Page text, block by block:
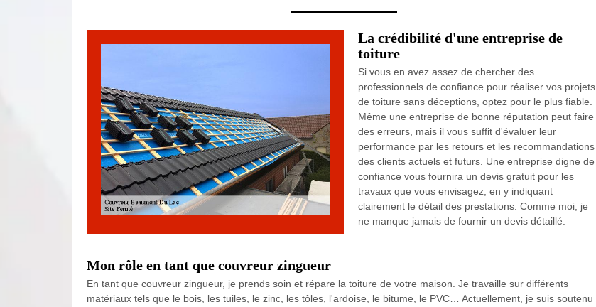
La crédibilité d'une entreprise de
toiture
Si vous en avez assez de chercher des
professionnels de confiance pour réaliser vos projets
de toiture sans déceptions, optez pour le plus fiable.
Même une entreprise de bonne réputation peut faire
des erreurs, mais il vous suffit d'évaluer leur
performance par les retours et les recommandations
des clients actuels et futurs. Une entreprise digne de
confiance vous fournira un devis gratuit pour les
travaux que vous envisagez, en y indiquant
clairement le détail des prestations. Comme moi, je
ne manque jamais de fournir un devis détaillé.
Mon rôle en tant que couvreur zingueur
En tant que couvreur zingueur, je prends soin et répare la toiture de votre maison. Je travaille sur différents
matériaux tels que le bois, les tuiles, le zinc, les tôles, l'ardoise, le bitume, le PVC… Actuellement, je suis soutenu